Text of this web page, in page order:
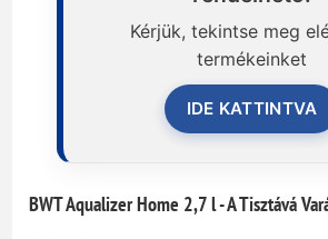
Kérjük, tekintse meg
termékeinket
IDE KATTINTVA
BWT Aqualizer Home 2,7 l - A Tisztává